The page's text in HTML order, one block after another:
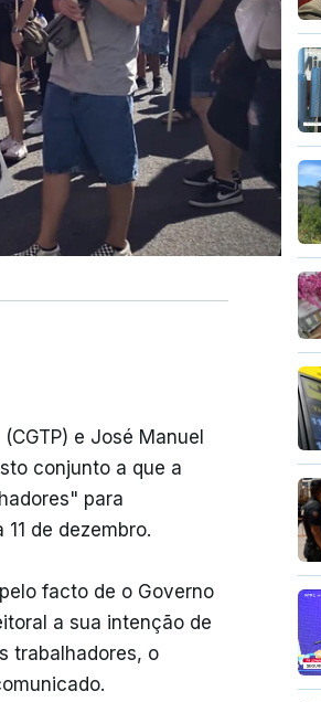
e José Manuel
conjunto a que a
para
de dezembro.
facto de o Governo
a sua intenção de
trabalhadores, o